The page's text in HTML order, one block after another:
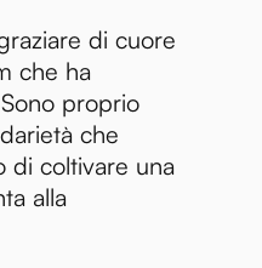
di cuore
che ha
proprio
che
di coltivare una
alla